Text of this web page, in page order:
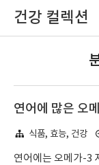
건강 컬렉션
연어에 많은 오
식품, 효능, 건강
연어에는 오메가-3